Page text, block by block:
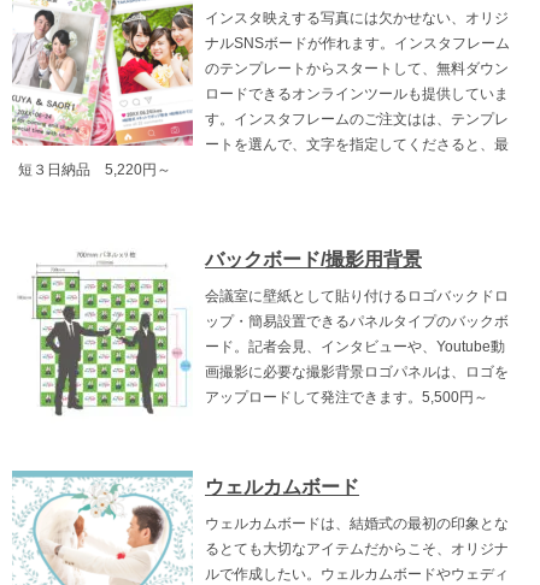
インスタ映えする写真には欠かせない、オリジ
ナルSNSボードが作れます。インスタフレーム
のテンプレートからスタートして、無料ダウン
ロードできるオンラインツールも提供していま
す。インスタフレームのご注文はは、テンプレ
ートを選んで、文字を指定してくださると、最
短３日納品 5,220円～
バックボード/撮影用背景
会議室に壁紙として貼り付けるロゴバックドロ
ップ・簡易設置できるパネルタイプのバックボ
ード。記者会見、インタビューや、Youtube動
画撮影に必要な撮影背景ロゴパネルは、ロゴを
アップロードして発注できます。5,500円～
ウェルカムボード
ウェルカムボードは、結婚式の最初の印象とな
るとても大切なアイテムだからこそ、オリジナ
ルで作成したい。ウェルカムボードやウェディ